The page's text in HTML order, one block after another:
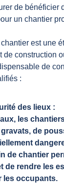
de bénéficier
un chantier
est une
de construction
de
:
des lieux :
les
de
de chantier
de rendre les
les occupants.